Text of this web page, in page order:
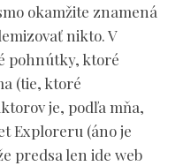
okamžite znamená
nikto. V
pohnútky, ktoré
(tie, ktoré
je, podľa mňa,
Exploreru (áno je
predsa len ide web